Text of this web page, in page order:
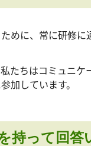
めに、常に研修に
たちはコミュニ
加しています。
持って回答